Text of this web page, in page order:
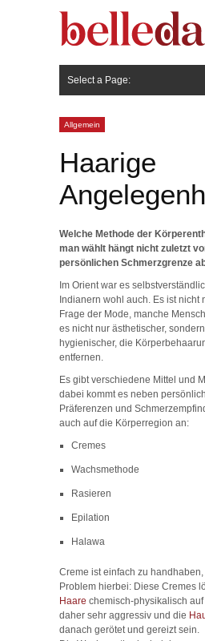
Select a Page:
Allgemein
Haarige
Welche Methode der
man wählt hängt nicht zuletzt
persönlichen Schmerzgrenze
Im Orient war es
Indianern wohl auch. Es ist nicht
Frage der Mode, manche
es nicht nur ästhetischer,
hygienischer, die
entfernen.
Es gibt verschiedene Mittel und
dabei kommt es neben
Präferenzen und
auch auf die Körperregion an:
Cremes
Wachsmethode
Rasieren
Epilation
Halawa
Creme ist einfach zu
Problem hierbei: Diese Cremes
Haare chemisch-physikalisch auf
daher sehr aggressiv und die
danach gerötet und gereizt sein.